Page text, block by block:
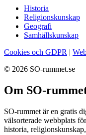
Historia
Religionskunskap
Geografi
Samhällskunskap
Cookies och GDPR |
© 2026 SO-rummet.se
Om SO-
SO-rummet är en gratis
välsorterade webbplats
historia,